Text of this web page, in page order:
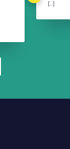
[...]